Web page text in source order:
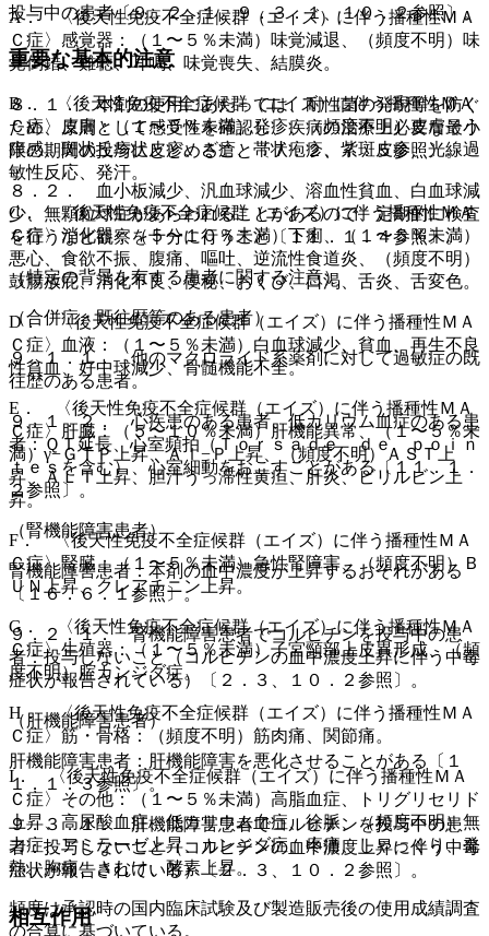
投与中の患者〔９．２．１、９．３．１、１０．２参照〕。
重要な基本的注意
８．１． 本剤の使用にあたっては、耐性菌の発現等を防ぐ
ため、原則として感受性を確認し、疾病の治療上必要な最小
限の期間の投与にとどめること〔７．２、７．５参照〕。
８．２． 血小板減少、汎血球減少、溶血性貧血、白血球減
少、無顆粒球症があらわれることがあるので、定期的に検査
を行うなど観察を十分に行うこと〔１１．１．４参照〕。
（特定の背景を有する患者に関する注意）
（合併症・既往歴等のある患者）
９．１．１． 他のマクロライド系薬剤に対して過敏症の既
往歴のある患者。
９．１．２． 心疾患のある患者、低カリウム血症のある患
者：ＱＴ延長、心室頻拍（Ｔｏｒｓａｄｅ ｄｅ ｐｏｉｎ
ｔｅｓを含む）、心室細動をおこすことがある〔１１．１．
２参照〕。
（腎機能障害患者）
腎機能障害患者：本剤の血中濃度が上昇するおそれがある
〔１６．６．１参照〕。
９．２．１． 腎機能障害患者でコルヒチンを投与中の患
者：投与しないこと（コルヒチンの血中濃度上昇に伴う中毒
症状が報告されている）〔２．３、１０．２参照〕。
（肝機能障害患者）
肝機能障害患者：肝機能障害を悪化させることがある〔１
１．１．３参照〕。
９．３．１． 肝機能障害患者でコルヒチンを投与中の患
者：投与しないこと（コルヒチンの血中濃度上昇に伴う中毒
症状が報告されている）〔２．３、１０．２参照〕。
相互作用
A． 〈後天性免疫不全症候群（エイズ）に伴う播種性ＭＡ
Ｃ症〉感覚器：（１〜５％未満）味覚減退、（頻度不明）味
覚倒錯、難聴、耳鳴、味覚喪失、結膜炎。
B． 〈後天性免疫不全症候群（エイズ）に伴う播種性ＭＡ
Ｃ症〉皮膚：（１〜５％未満）発疹、（頻度不明）皮膚そう
痒感、斑状丘疹状皮疹、ざ瘡、帯状疱疹、紫斑皮疹、光線過
敏性反応、発汗。
C． 〈後天性免疫不全症候群（エイズ）に伴う播種性ＭＡ
Ｃ症〉消化器：（５〜１０％未満）下痢、（１〜５％未満）
悪心、食欲不振、腹痛、嘔吐、逆流性食道炎、（頻度不明）
鼓腸放屁、消化不良、便秘、おくび、口渇、舌炎、舌変色。
D． 〈後天性免疫不全症候群（エイズ）に伴う播種性ＭＡ
Ｃ症〉血液：（１〜５％未満）白血球減少、貧血、再生不良
性貧血、好中球減少、骨髄機能不全。
E． 〈後天性免疫不全症候群（エイズ）に伴う播種性ＭＡ
Ｃ症〉肝臓：（５〜１０％未満）肝機能異常、（１〜５％未
満）γ−ＧＴＰ上昇、Ａｌ−Ｐ上昇、（頻度不明）ＡＳＴ上
昇、ＡＬＴ上昇、胆汁うっ滞性黄疸、肝炎、ビリルビン上
昇。
F． 〈後天性免疫不全症候群（エイズ）に伴う播種性ＭＡ
Ｃ症〉腎臓：（１〜５％未満）急性腎障害、（頻度不明）Ｂ
ＵＮ上昇、クレアチニン上昇。
G． 〈後天性免疫不全症候群（エイズ）に伴う播種性ＭＡ
Ｃ症〉生殖器：（１〜５％未満）子宮頸部上皮異形成、（頻
度不明）腟カンジダ症。
H． 〈後天性免疫不全症候群（エイズ）に伴う播種性ＭＡ
Ｃ症〉筋・骨格：（頻度不明）筋肉痛、関節痛。
I． 〈後天性免疫不全症候群（エイズ）に伴う播種性ＭＡ
Ｃ症〉その他：（１〜５％未満）高脂血症、トリグリセリド
上昇、高尿酸血症、低カリウム血症、徐脈、（頻度不明）無
力症、アミラーゼ上昇、カンジダ症、疼痛、しゃっくり、発
熱、胸痛、さむけ、酵素上昇。
頻度は承認時の国内臨床試験及び製造販売後の使用成績調査
の合算に基づいている。